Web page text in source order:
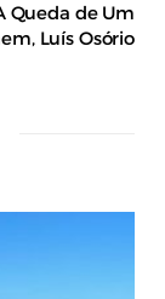
Queda de Um
Luís Osório